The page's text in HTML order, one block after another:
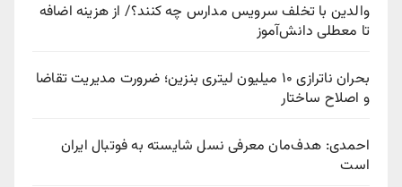
والدین با تخلف سرویس مدارس چه کنند؟/ از هزینه اضافه
تا معطلی دانش‌آموز
بحران ناترازی ۱۰ میلیون لیتری بنزین؛ ضرورت مدیریت تقاضا
و اصلاح ساختار
احمدی: هدف‌مان معرفی نسل شایسته به فوتبال ایران
است